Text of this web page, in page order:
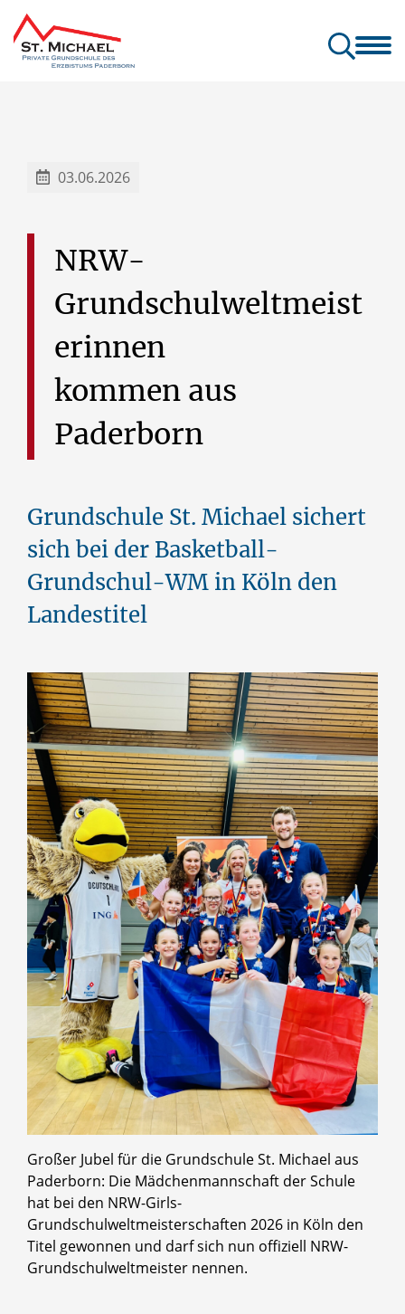
03.06.2026
NRW-
Grundschulweltmeist
erinnen
kommen aus
Paderborn
Grundschule St. Michael sichert
sich bei der Basketball-
Grundschul-WM in Köln den
Landestitel
Großer Jubel für die Grundschule St. Michael aus
Paderborn: Die Mädchenmannschaft der Schule
hat bei den NRW-Girls-
Grundschulweltmeisterschaften 2026 in Köln den
Titel gewonnen und darf sich nun offiziell NRW-
Grundschulweltmeister nennen.